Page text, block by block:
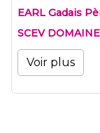
EARL Gadais
SCEV
Voir plus